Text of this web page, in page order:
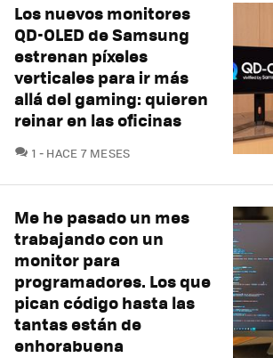
Los nuevos monitores
QD-OLED de Samsung
estrenan píxeles
verticales para ir más
allá del gaming: quieren
reinar en las oficinas
1 COMENTARIOS
HACE 7 MESES
Me he pasado un mes
trabajando con un
monitor para
programadores. Los que
pican código hasta las
tantas están de
enhorabuena